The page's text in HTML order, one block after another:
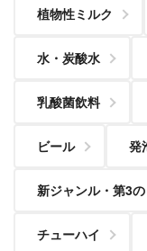
植物性ミルク
水・炭酸水
乳酸菌飲料
ビール 発
新ジャンル・第3
チューハイ